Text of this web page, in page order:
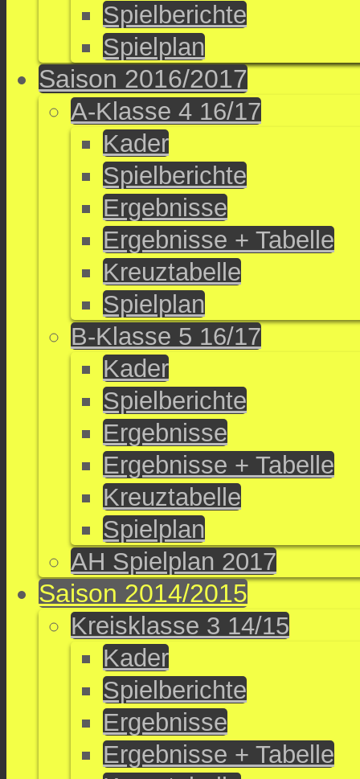
Spielberichte
Spielplan
Saison 2016/2017
A-Klasse 4 16/17
Kader
Spielberichte
Ergebnisse
Ergebnisse + Tabelle
Kreuztabelle
Spielplan
B-Klasse 5 16/17
Kader
Spielberichte
Ergebnisse
Ergebnisse + Tabelle
Kreuztabelle
Spielplan
AH Spielplan 2017
Saison 2014/2015
Kreisklasse 3 14/15
Kader
Spielberichte
Ergebnisse
Ergebnisse + Tabelle